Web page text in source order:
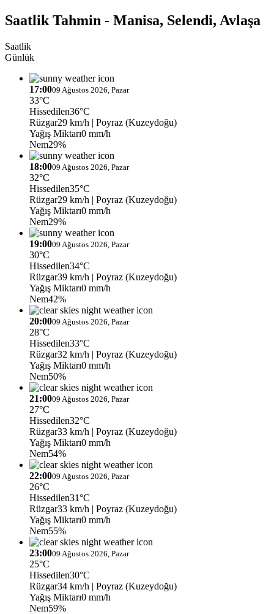
Saatlik Tahmin - Manisa, Selendi, Avlaşa
Saatlik
Günlük
17:0009 Ağustos 2026, Pazar
33°C
Hissedilen36°C
Rüzgar29 km/h | Poyraz (Kuzeydoğu)
Yağış Miktarı0 mm/h
Nem29%
18:0009 Ağustos 2026, Pazar
32°C
Hissedilen35°C
Rüzgar29 km/h | Poyraz (Kuzeydoğu)
Yağış Miktarı0 mm/h
Nem29%
19:0009 Ağustos 2026, Pazar
30°C
Hissedilen34°C
Rüzgar39 km/h | Poyraz (Kuzeydoğu)
Yağış Miktarı0 mm/h
Nem42%
20:0009 Ağustos 2026, Pazar
28°C
Hissedilen33°C
Rüzgar32 km/h | Poyraz (Kuzeydoğu)
Yağış Miktarı0 mm/h
Nem50%
21:0009 Ağustos 2026, Pazar
27°C
Hissedilen32°C
Rüzgar33 km/h | Poyraz (Kuzeydoğu)
Yağış Miktarı0 mm/h
Nem54%
22:0009 Ağustos 2026, Pazar
26°C
Hissedilen31°C
Rüzgar33 km/h | Poyraz (Kuzeydoğu)
Yağış Miktarı0 mm/h
Nem55%
23:0009 Ağustos 2026, Pazar
25°C
Hissedilen30°C
Rüzgar34 km/h | Poyraz (Kuzeydoğu)
Yağış Miktarı0 mm/h
Nem59%